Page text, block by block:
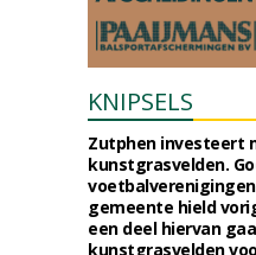
KNIPSELS
Zutphen investeert
kunstgrasvelden.
voetbalverenigingen
gemeente hield
een deel hiervan
kunstgrasvelden